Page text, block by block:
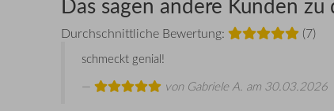
Durchschnittliche Bewertung: (7)
schmeckt genial!
von Gabriele A. am 30.03.2026